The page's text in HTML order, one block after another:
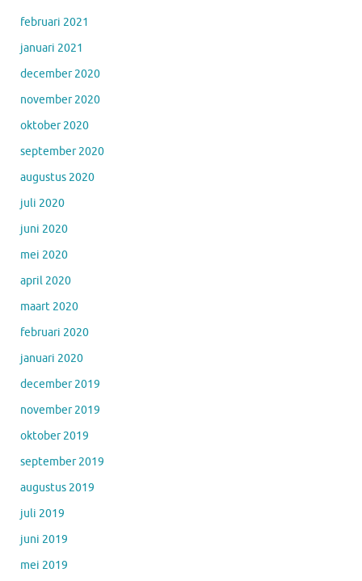
februari 2021
januari 2021
december 2020
november 2020
oktober 2020
september 2020
augustus 2020
juli 2020
juni 2020
mei 2020
april 2020
maart 2020
februari 2020
januari 2020
december 2019
november 2019
oktober 2019
september 2019
augustus 2019
juli 2019
juni 2019
mei 2019